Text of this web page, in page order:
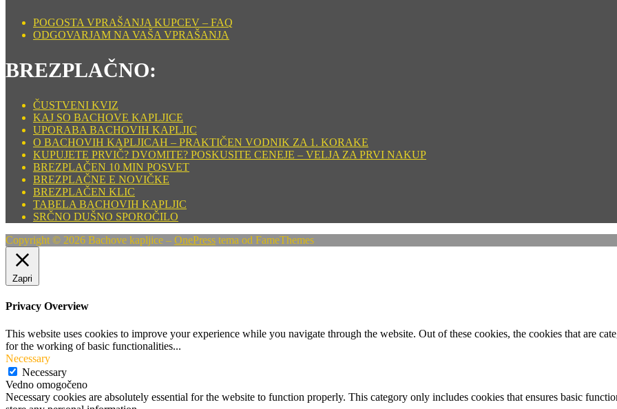
POGOSTA VPRAŠANJA KUPCEV – FAQ
ODGOVARJAM NA VAŠA VPRAŠANJA
BREZPLAČNO:
ČUSTVENI KVIZ
KAJ SO BACHOVE KAPLJICE
UPORABA BACHOVIH KAPLJIC
O BACHOVIH KAPLJICAH – PRAKTIČEN VODNIK ZA 1. KORAKE
KUPUJETE PRVIČ? DVOMITE? POSKUSITE CENEJE – VELJA ZA PRVI NAKUP
BREZPLAČEN 10 MIN POSVET
BREZPLAČNE E NOVIČKE
BREZPLAČEN KLIC
TABELA BACHOVIH KAPLJIC
SRČNO DUŠNO SPOROČILO
Copyright © 2026 Bachove kapljice – OnePress tema od FameThemes
Zapri
Privacy Overview
This website uses cookies to improve your experience while you navigate through the website. Out of these cookies, the cookies that are
for the working of basic functionalities...
Necessary
Necessary
Vedno omogočeno
Necessary cookies are absolutely essential for the website to function properly. This category only includes cookies that ensures basic